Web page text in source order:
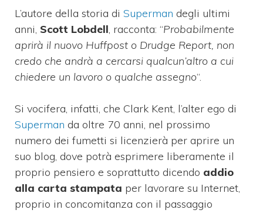
L’autore della storia di Superman degli ultimi
anni, Scott Lobdell, racconta: “Probabilmente
aprirà il nuovo Huffpost o Drudge Report, non
credo che andrà a cercarsi qualcun’altro a cui
chiedere un lavoro o qualche assegno“.
Si vocifera, infatti, che Clark Kent, l’alter ego di
Superman da oltre 70 anni, nel prossimo
numero dei fumetti si licenzierà per aprire un
suo blog, dove potrà esprimere liberamente il
proprio pensiero e soprattutto dicendo addio
alla carta stampata per lavorare su Internet,
proprio in concomitanza con il passaggio